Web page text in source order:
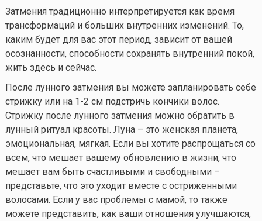
Затмения традиционно интерпретируется как время
трансформаций и больших внутренних изменений. То,
каким будет для вас этот период, зависит от вашей
осознанности, способности сохранять внутренний покой,
жить здесь и сейчас.
После лунного затмения вы можете запланировать себе
стрижку или на 1-2 см подстричь кончики волос.
Стрижку после лунного затмения можно обратить в
лунный ритуал красоты. Луна – это женская планета,
эмоциональная, мягкая. Если вы хотите распрощаться со
всем, что мешает вашему обновлению в жизни, что
мешает вам быть счастливыми и свободными –
представьте, что это уходит вместе с остриженными
волосами. Если у вас проблемы с мамой, то также
можете представить, как ваши отношения улучшаются,